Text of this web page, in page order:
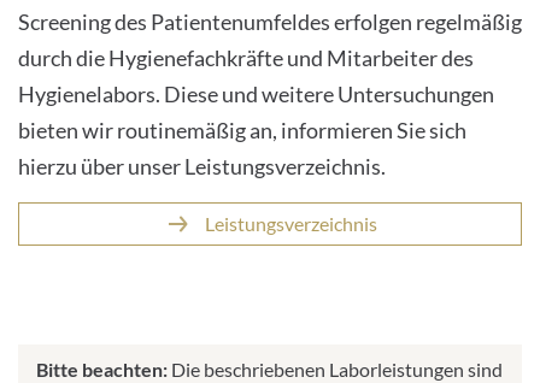
Screening des Patientenumfeldes erfolgen regelmäßig
durch die Hygienefachkräfte und Mitarbeiter des
Hygienelabors. Diese und weitere Untersuchungen
bieten wir routinemäßig an, informieren Sie sich
hierzu über unser Leistungsverzeichnis.
Leistungsverzeichnis
Bitte beachten: Die beschriebenen Laborleistungen sind